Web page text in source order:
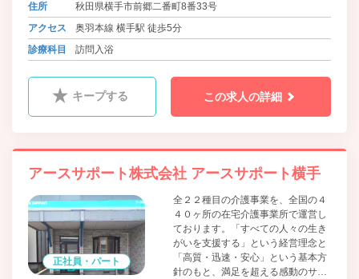
住所
秋田県横手市前郷二番町8番33号
アクセス
奥羽本線 横手駅 徒歩5分
診療科目
訪問入浴
キープする この求人の詳細
アースサポート株式会社 アースサポート横手
正社員・パート
全２２種目の介護事業を、全国の４
４０ヶ所の在宅介護事業所で運営し
ております。「すべての人々の生き
がいを支援する」という経営理念と
「高質・迅速・安心」という基本方
針のもと、満足を超える感動のサー